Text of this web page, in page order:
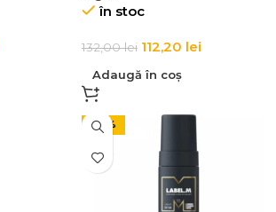
în stoc
132,00lei 112,20 lei
Adaugă în coș
-30%